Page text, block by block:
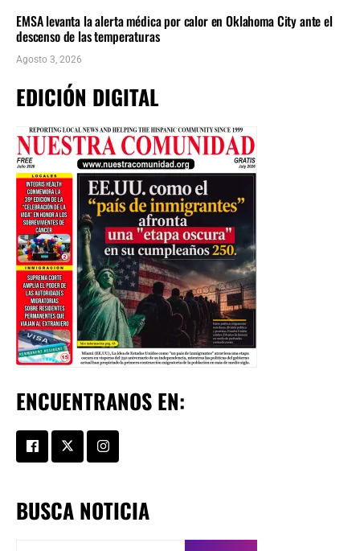
EMSA levanta la alerta médica por calor en Oklahoma City ante el
descenso de las temperaturas
Agosto 3, 2026
EDICIÓN DIGITAL
ENCUENTRANOS EN:
BUSCA NOTICIA